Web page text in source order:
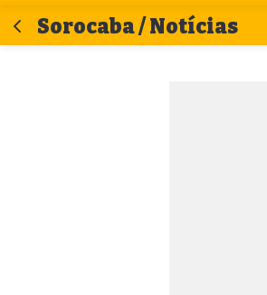
Sorocaba / Notícias